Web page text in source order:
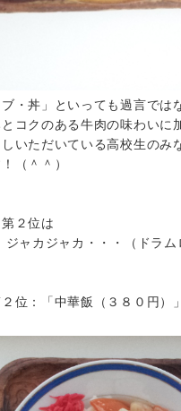
ブ・丼」といっても過言では
コクのある牛肉の味わいに
いただいている高校生のみ
（＾＾）
２位は
ジャカジャカ・・・（ドラム
位：「中華飯（３８０円）